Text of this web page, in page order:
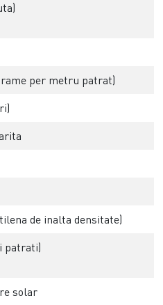
per metru patrat)
de inalta densitate)
patrati)
solar